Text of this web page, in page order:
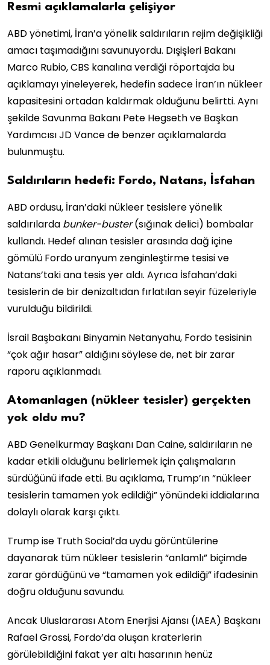
Resmi açıklamalarla çelişiyor
ABD yönetimi, İran’a yönelik saldırıların rejim değişikliği
amacı taşımadığını savunuyordu. Dışişleri Bakanı
Marco Rubio, CBS kanalına verdiği röportajda bu
açıklamayı yineleyerek, hedefin sadece İran’ın nükleer
kapasitesini ortadan kaldırmak olduğunu belirtti. Aynı
şekilde Savunma Bakanı Pete Hegseth ve Başkan
Yardımcısı JD Vance de benzer açıklamalarda
bulunmuştu.
Saldırıların hedefi: Fordo, Natans, İsfahan
ABD ordusu, İran’daki nükleer tesislere yönelik
saldırılarda bunker-buster(sığınak delici) bombalar
kullandı. Hedef alınan tesisler arasında dağ içine
gömülü Fordo uranyum zenginleştirme tesisi ve
Natans’taki ana tesis yer aldı. Ayrıca İsfahan’daki
tesislerin de bir denizaltıdan fırlatılan seyir füzeleriyle
vurulduğu bildirildi.
İsrail Başbakanı Binyamin Netanyahu, Fordo tesisinin
“çok ağır hasar” aldığını söylese de, net bir zarar
raporu açıklanmadı.
Atomanlagen (nükleer tesisler) gerçekten
yok oldu mu?
ABD Genelkurmay Başkanı Dan Caine, saldırıların ne
kadar etkili olduğunu belirlemek için çalışmaların
sürdüğünü ifade etti. Bu açıklama, Trump’ın “nükleer
tesislerin tamamen yok edildiği” yönündeki iddialarına
dolaylı olarak karşı çıktı.
Trump ise Truth Social’da uydu görüntülerine
dayanarak tüm nükleer tesislerin “anlamlı” biçimde
zarar gördüğünü ve “tamamen yok edildiği” ifadesinin
doğru olduğunu savundu.
Ancak Uluslararası Atom Enerjisi Ajansı (IAEA) Başkanı
Rafael Grossi, Fordo’da oluşan kraterlerin
görülebildiğini fakat yer altı hasarının henüz